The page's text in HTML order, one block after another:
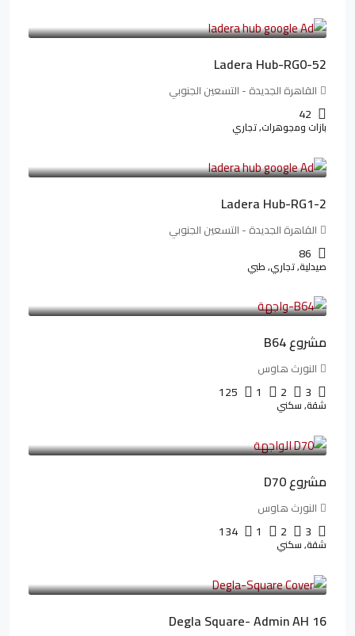
Ladera Hub-RG0-52
القاهرة الجديدة - التسعين الجنوبي
42
بازات ومجوهرات, تجاري
Ladera Hub-RG1-2
القاهرة الجديدة - التسعين الجنوبي
86
صيدلية, تجاري, طبي
مشروع B64
النورث هاوس
3
2
1
125
شقة, سكني
مشروع D70
النورث هاوس
3
2
1
134
شقة, سكني
Degla Square- Admin AH 16